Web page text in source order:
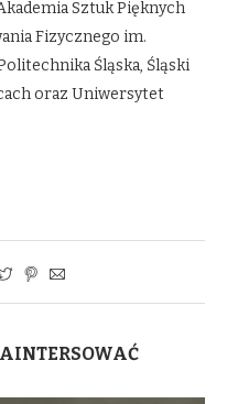
Sztuk Pięknych
Fizycznego im.
Śląska, Śląski
oraz Uniwersytet